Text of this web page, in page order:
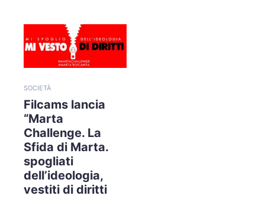
SOCIETÀ
Filcams lancia
“Marta
Challenge. La
Sfida di Marta.
spogliati
dell’ideologia,
vestiti di diritti